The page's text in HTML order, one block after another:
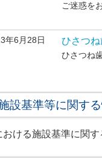
ご迷惑を
年6月28日 ひさつ
ひさつね
設基準等に関す
おける施設基準に関す